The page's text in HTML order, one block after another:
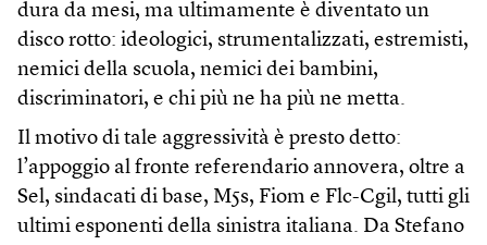
dura da mesi, ma ultimamente è diventato un
disco rotto: ideologici, strumentalizzati, estremisti,
nemici della scuola, nemici dei bambini,
discriminatori, e chi più ne ha più ne metta.
Il motivo di tale aggressività è presto detto:
l’appoggio al fronte referendario annovera, oltre a
Sel, sindacati di base, M5s, Fiom e Flc-Cgil, tutti gli
ultimi esponenti della sinistra italiana. Da Stefano